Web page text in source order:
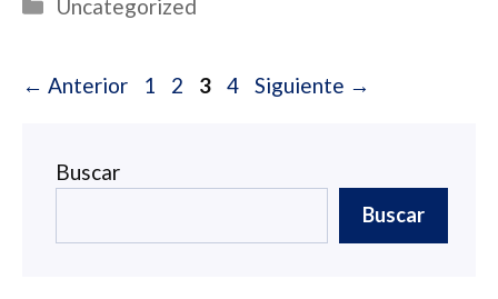
Uncategorized
Navegación
← Anterior Página
1 Página
2 Página
3 Página
4 Siguiente →
Buscar
Buscar